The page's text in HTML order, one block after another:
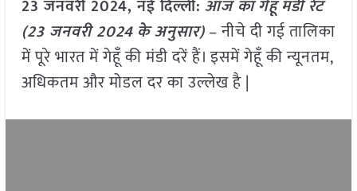
23 जनवरी 2024, नई दिल्ली: आज का गेहूँमंडी रेट
(23 जनवरी2024 के अनुसार)– नीचे दी गई तालिका
में पूरे भारत में गेहूँ की मंडी दरें हैं। इसमें गेहूँ की न्यूनतम,
अधिकतम और मोडल दर का उल्लेख है |